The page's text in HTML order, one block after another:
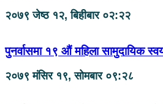
२०७९ जेष्ठ १२, बिहीबार ०२:२२
पुनर्वासमा १९ औं महिला सामुदायिक
२०७९ मंसिर १९, सोमबार ०९:२८